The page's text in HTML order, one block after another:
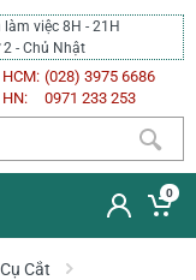
việc 8H - 21H
2 - Chủ Nhật
HCM: (028) 3975 6686
HN:
0971 233 253
0
Cắt